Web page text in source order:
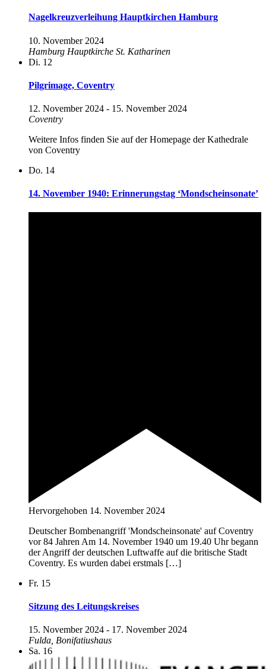
Nagelkreuzverleihung Hauptkirchen Hamburg
10. November 2024
Hamburg Hauptkirche St. Katharinen
Di. 12
Pilgrimage, Coventry
12. November 2024 - 15. November 2024
Coventry
Weitere Infos finden Sie auf der Homepage der Kathedrale
von Coventry
Do. 14
14. November 1940: Erinnerungstag ‘Mondscheinsonate’
Hervorgehoben 14. November 2024
Deutscher Bombenangriff 'Mondscheinsonate' auf Coventry
vor 84 Jahren Am 14. November 1940 um 19.40 Uhr begann
der Angriff der deutschen Luftwaffe auf die britische Stadt
Coventry. Es wurden dabei erstmals […]
Fr. 15
Sitzung des Leitungskreises
15. November 2024 - 17. November 2024
Fulda, Bonifatiushaus
Sa. 16